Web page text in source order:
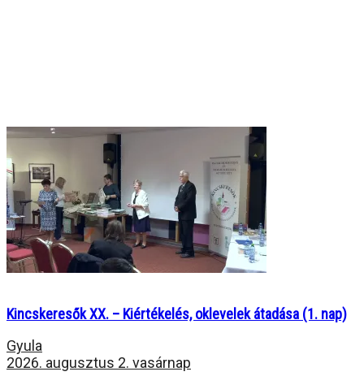
Kincskeresők XX. – Kiértékelés, oklevelek átadása (1. nap)
Gyula
2026. augusztus 2. vasárnap